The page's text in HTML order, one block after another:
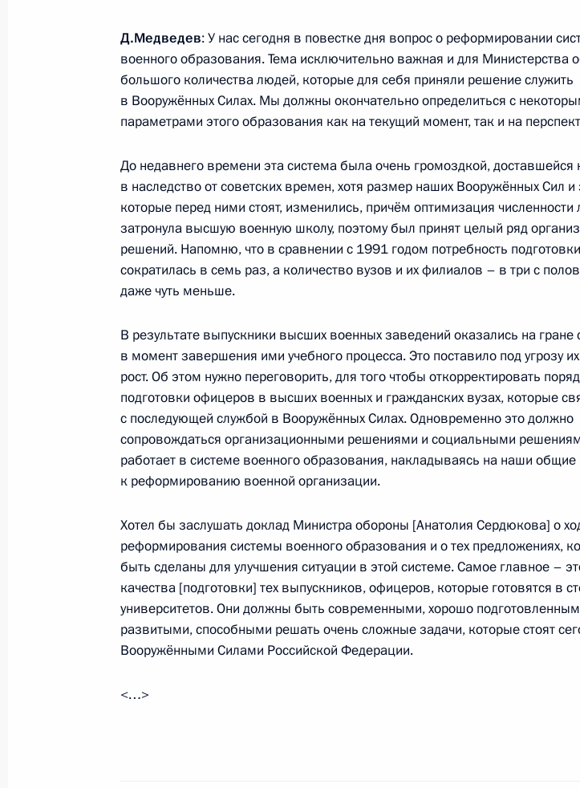
Дмитрий Медведев провёл совещание с постоянными членами
Совета Безопасности
31 октября 2011 года, 18:00
Совещание с постоянными членами Совета Безопасности
23 июня 2011 года, 16:00
Совещание по вопросам противодействия терроризму
и преступности
24 февраля 2011 года, 14:00
Закон «О милиции» должен чётко определить права
и обязанности сотрудников МВД
6 июля 2010 года, 19:00
Встреча с Секретарём Совета Безопасности Николаем
Патрушевым и генеральным секретарём ОДКБ Николаем
Бордюжей
14 июня 2010 года, 20:00
Д.Медведев: У нас сегодня в повестке дня вопрос о реформировании
военного образования. Тема исключительно важная и для Министерства
большого количества людей, которые для себя приняли решение служить
в Вооружённых Силах. Мы должны окончательно определиться с
параметрами этого образования как на текущий момент, так и на
До недавнего времени эта система была очень громоздкой, доставшейся
в наследство от советских времен, хотя размер наших Вооружённых Сил и
которые перед ними стоят, изменились, причём оптимизация численности
затронула высшую военную школу, поэтому был принят целый ряд
решений. Напомню, что в сравнении с 1991 годом потребность
сократилась в семь раз, а количество вузов и их филиалов – в три с
даже чуть меньше.
В результате выпускники высших военных заведений оказались на гране
в момент завершения ими учебного процесса. Это поставило под угрозу
рост. Об этом нужно переговорить, для того чтобы откорректировать
подготовки офицеров в высших военных и гражданских вузах, которые
с последующей службой в Вооружённых Силах. Одновременно это должно
сопровождаться организационными решениями и социальными
работает в системе военного образования, накладываясь на наши общие
к реформированию военной организации.
Хотел бы заслушать доклад Министра обороны [Анатолия Сердюкова] о
реформирования системы военного образования и о тех предложениях,
быть сделаны для улучшения ситуации в этой системе. Самое главное –
качества [подготовки] тех выпускников, офицеров, которые готовятся в
университетов. Они должны быть современными, хорошо
развитыми, способными решать очень сложные задачи, которые стоят
Вооружёнными Силами Российской Федерации.
<…>